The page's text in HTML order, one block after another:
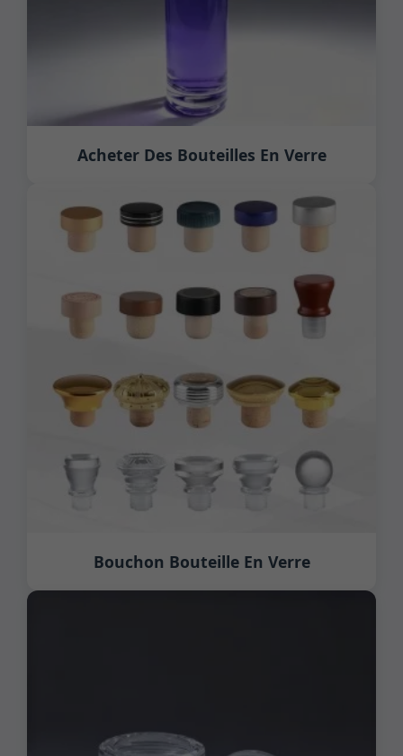
Acheter Des Bouteilles En Verre
Bouchon Bouteille En Verre